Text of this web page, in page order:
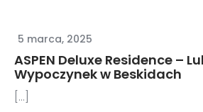
5 marca, 2025
ASPEN Deluxe Residence –
Wypoczynek w Beskidach
[...]